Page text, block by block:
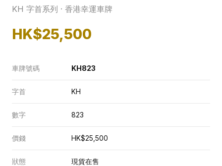
KH 字首系列 · 香港幸運車牌
HK$25,500
車牌號碼 KH823
字首 KH
數字 823
價錢 HK$25,500
狀態 現貨在售